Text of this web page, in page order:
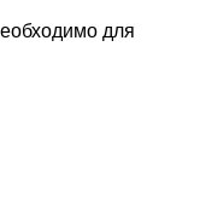
для